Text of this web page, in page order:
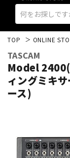
TOP ONLINE
TASCAM
Model
ィングミキ
ース)